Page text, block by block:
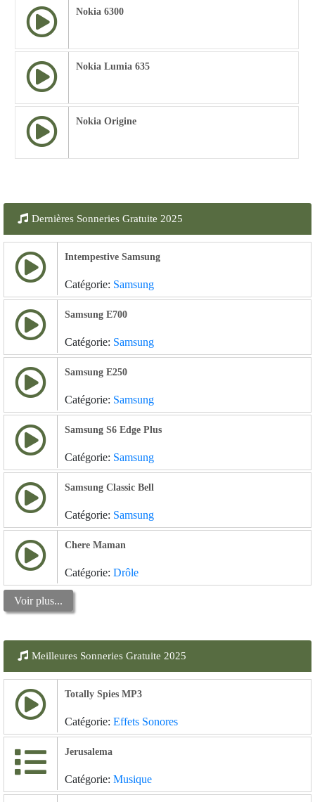
Nokia 6300
Nokia Lumia 635
Nokia Origine
Dernières Sonneries Gratuite 2025
Intempestive Samsung
Catégorie: Samsung
Samsung E700
Catégorie: Samsung
Samsung E250
Catégorie: Samsung
Samsung S6 Edge Plus
Catégorie: Samsung
Samsung Classic Bell
Catégorie: Samsung
Chere Maman
Catégorie: Drôle
Voir plus...
Meilleures Sonneries Gratuite 2025
Totally Spies MP3
Catégorie: Effets Sonores
Jerusalema
Catégorie: Musique